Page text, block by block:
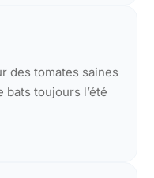
des tomates saines
toujours l’été